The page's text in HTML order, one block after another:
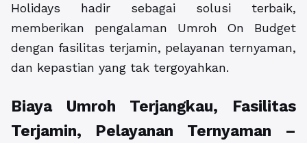
Holidays hadir sebagai solusi terbaik,
memberikan pengalaman Umroh On Budget
dengan fasilitas terjamin, pelayanan ternyaman,
dan kepastian yang tak tergoyahkan.
Biaya Umroh Terjangkau, Fasilitas
Terjamin, Pelayanan Ternyaman –